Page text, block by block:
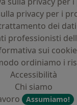
privacy per i
dei
professionisti
sui cookie
ordiniamo i
Accessibilità
Chi siamo
Assumiamo!